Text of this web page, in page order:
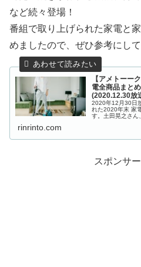
など続々登場！
番組で取り上げられた家電と
めましたので、ぜひ参考にして
【アメトーー
電全商品まと
(2020.12.30放
2020年12月30日
れた2020年末 家
す。土田晃之さん
rinrinto.com
スポンサ